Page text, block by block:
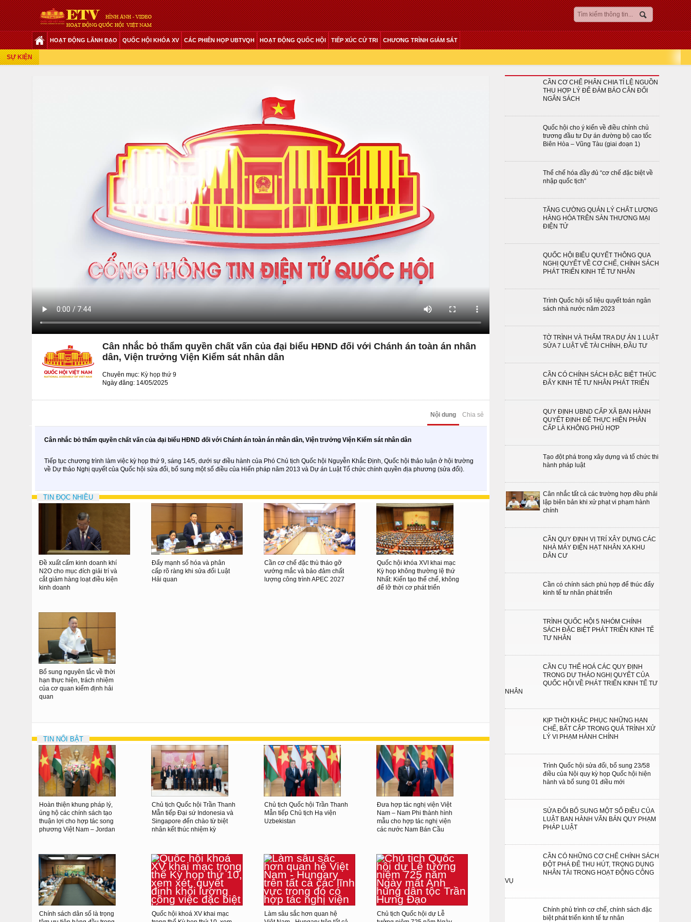
HOẠT ĐỘNG LÃNH ĐẠO QUỐC HỘI KHÓA XV CÁC PHIÊN HỌP UBTVQH HOẠT ĐỘNG QUỐC HỘI TIẾP XÚC CỬ TRI CHƯƠNG TRÌNH GIÁM SÁT
SỰ KIỆN
Cân nhắc bỏ thẩm quyền chất vấn của đại biểu HĐND đối với Chánh án toàn án nhân
dân, Viện trưởng Viện Kiểm sát nhân dân
Chuyên mục: Kỳ họp thứ 9
Ngày đăng: 14/05/2025
Chia sẻ
Nội dung
Cân nhắc bỏ thẩm quyền chất vấn của đại biểu HĐND đối với Chánh án toàn án nhân dân, Viện trưởng Viện Kiểm sát nhân dân
Tiếp tục chương trình làm việc kỳ họp thứ 9, sáng 14/5, dưới sự điều hành của Phó Chủ tịch Quốc hội Nguyễn Khắc Định, Quốc hội thảo luận ở hội trường
về Dự thảo Nghị quyết của Quốc hội sửa đổi, bổ sung một số điều của Hiến pháp năm 2013 và Dự án Luật Tổ chức chính quyền địa phương (sửa đổi).
TIN ĐỌC NHIỀU
Đề xuất cấm kinh doanh khí
N2O cho mục đích giải trí và
cắt giảm hàng loạt điều kiện
kinh doanh
Đẩy mạnh số hóa và phân
cấp rõ ràng khi sửa đổi Luật
Hải quan
Cần cơ chế đặc thù tháo gỡ
vướng mắc và bảo đảm chất
lượng công trình APEC 2027
Quốc hội khóa XVI khai mạc
Kỳ họp không thường lệ thứ
Nhất: Kiến tạo thể chế, không
để lỡ thời cơ phát triển
Bổ sung nguyên tắc về thời
hạn thực hiện, trách nhiệm
của cơ quan kiểm định hải
quan
TIN NỔI BẬT
Hoàn thiện khung pháp lý,
ủng hộ các chính sách tạo
thuận lợi cho hợp tác song
phương Việt Nam – Jordan
Chủ tịch Quốc hội Trần Thanh
Mẫn tiếp Đại sứ Indonesia và
Singapore đến chào từ biệt
nhân kết thúc nhiệm kỳ
Chủ tịch Quốc hội Trần Thanh
Mẫn tiếp Chủ tịch Hạ viện
Uzbekistan
Đưa hợp tác nghị viện Việt
Nam – Nam Phi thành hình
mẫu cho hợp tác nghị viện
các nước Nam Bán Cầu
Chính sách dân số là trọng
Quốc hội khoá XV khai mạc
Làm sâu sắc hơn quan hệ
Chủ tịch Quốc hội dự Lễ
CẦN CƠ CHẾ PHÂN CHIA TỈ LỆ NGUỒN
THU HỢP LÝ ĐỂ ĐẢM BẢO CÂN ĐỐI
NGÂN SÁCH
Quốc hội cho ý kiến về điều chỉnh chủ
trương đầu tư Dự án đường bộ cao tốc
Biên Hòa – Vũng Tàu (giai đoạn 1)
Thể chế hóa đầy đủ “cơ chế đặc biệt về
nhập quốc tịch”
TĂNG CƯỜNG QUẢN LÝ CHẤT LƯỢNG
HÀNG HÓA TRÊN SÀN THƯƠNG MẠI
ĐIỆN TỬ
QUỐC HỘI BIỂU QUYẾT THÔNG QUA
NGHỊ QUYẾT VỀ CƠ CHẾ, CHÍNH SÁCH
PHÁT TRIỂN KINH TẾ TƯ NHÂN
Trình Quốc hội số liệu quyết toán ngân
sách nhà nước năm 2023
TỜ TRÌNH VÀ THẨM TRA DỰ ÁN 1 LUẬT
SỬA 7 LUẬT VỀ TÀI CHÍNH, ĐẦU TƯ
CẦN CÓ CHÍNH SÁCH ĐẶC BIỆT THÚC
ĐẨY KINH TẾ TƯ NHÂN PHÁT TRIỂN
QUY ĐỊNH UBND CẤP XÃ BAN HÀNH
QUYẾT ĐỊNH ĐỂ THỰC HIỆN PHÂN
CẤP LÀ KHÔNG PHÙ HỢP
Tạo đột phá trong xây dựng và tổ chức thi
hành pháp luật
Cân nhắc tất cả các trường hợp đều phải
lập biên bản khi xử phạt vi phạm hành
chính
CẦN QUY ĐỊNH VỊ TRÍ XÂY DỰNG CÁC
NHÀ MÁY ĐIỆN HẠT NHÂN XA KHU
DÂN CƯ
Cần có chính sách phù hợp để thúc đẩy
kinh tế tư nhân phát triển
TRÌNH QUỐC HỘI 5 NHÓM CHÍNH
SÁCH ĐẶC BIỆT PHÁT TRIỂN KINH TẾ
TƯ NHÂN
CẦN CỤ THỂ HOÁ CÁC QUY ĐỊNH
TRONG DỰ THẢO NGHỊ QUYẾT CỦA
QUỐC HỘI VỀ PHÁT TRIỂN KINH TẾ TƯ
NHÂN
KỊP THỜI KHẮC PHỤC NHỮNG HẠN
CHẾ, BẤT CẬP TRONG QUÁ TRÌNH XỬ
LÝ VI PHẠM HÀNH CHÍNH
Trình Quốc hội sửa đổi, bổ sung 23/58
điều của Nội quy kỳ họp Quốc hội hiện
hành và bổ sung 01 điều mới
SỬA ĐỔI BỔ SUNG MỘT SỐ ĐIỀU CỦA
LUẬT BAN HÀNH VĂN BẢN QUY PHẠM
PHÁP LUẬT
CẦN CÓ NHỮNG CƠ CHẾ CHÍNH SÁCH
ĐỘT PHÁ ĐỂ THU HÚT, TRỌNG DỤNG
NHÂN TÀI TRONG HOẠT ĐỘNG CÔNG
VỤ
Chính phủ trình cơ chế, chính sách đặc
biệt phát triển kinh tế tư nhân